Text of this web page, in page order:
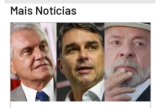
Pesquisa aponta Daniel
Vilela na liderança da
disputa pelo Governo
de Goiás
Mais Notícias